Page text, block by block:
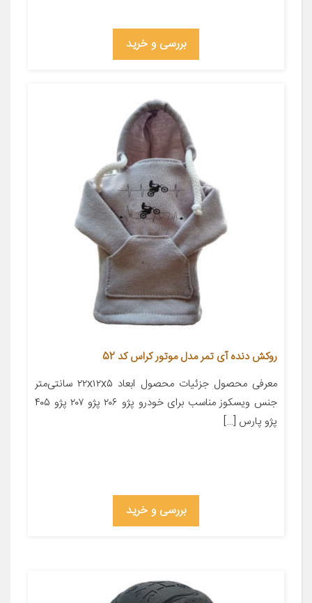
بررسی و خرید
روکش دنده آی تمر مدل موتور کراس کد 52
معرفی محصول جزئیات محصول ابعاد ۲۲x۱۲x۵ سانتی‌متر
جنس ویسکوز مناسب برای خودرو پژو ۲۰۶ پژو ۲۰۷ پژو ۴۰۵
پژو پارس […]
بررسی و خرید